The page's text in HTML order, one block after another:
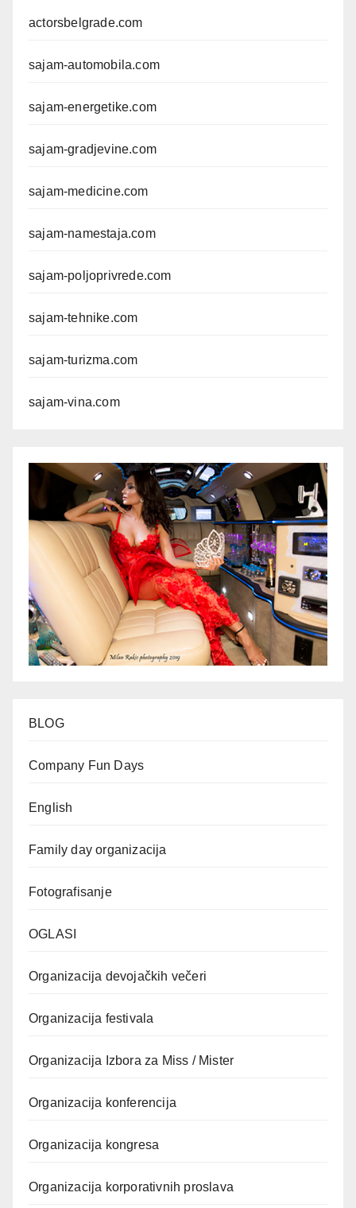
actorsbelgrade.com
sajam-automobila.com
sajam-energetike.com
sajam-gradjevine.com
sajam-medicine.com
sajam-namestaja.com
sajam-poljoprivrede.com
sajam-tehnike.com
sajam-turizma.com
sajam-vina.com
BLOG
Company Fun Days
English
Family day organizacija
Fotografisanje
OGLASI
Organizacija devojačkih večeri
Organizacija festivala
Organizacija Izbora za Miss / Mister
Organizacija konferencija
Organizacija kongresa
Organizacija korporativnih proslava